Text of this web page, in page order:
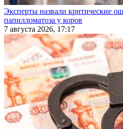
Эксперты назвали критические
папилломатоза у коров
7 августа 2026, 17:17